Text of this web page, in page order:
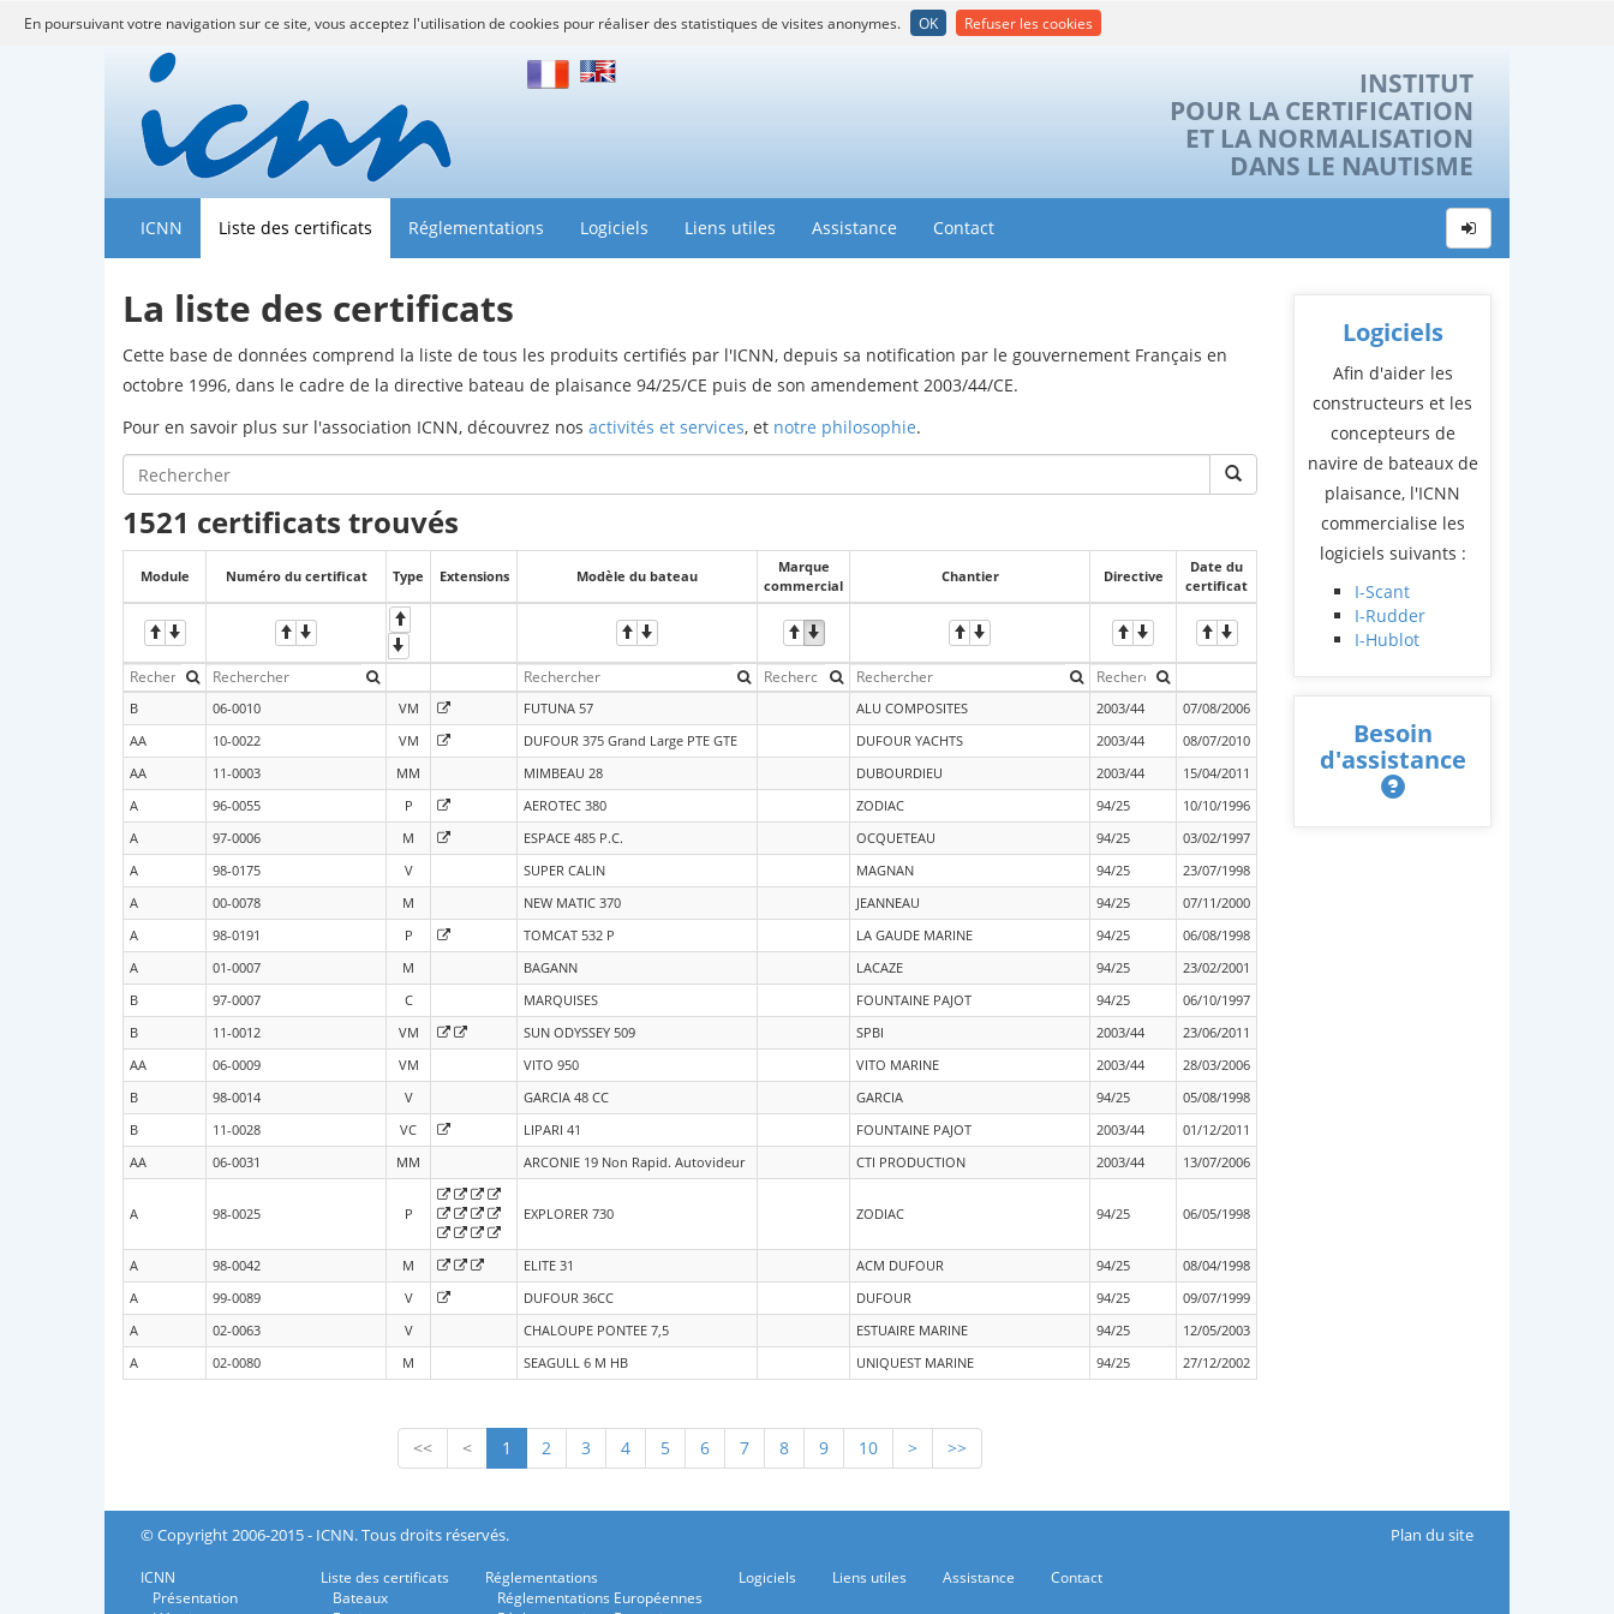
En poursuivant votre navigation sur ce site, vous acceptez l'utilisation de cookies pour réaliser des statistiques de visites anonymes. OK Refuser les cookies
INSTITUT
POUR LA CERTIFICATION
ET LA NORMALISATION
DANS LE NAUTISME
FrançaisEnglish
ICNN Liste des certificats Réglementations Logiciels Liens utiles Assistance Contact
La liste des certificats
Cette base de données comprend la liste de tous les produits certifiés par l'ICNN, depuis sa notification par le gouvernement Français en
octobre 1996, dans le cadre de la directive bateau de plaisance 94/25/CE puis de son amendement 2003/44/CE.
Pour en savoir plus sur l'association ICNN, découvrez nos activités et services, et notre philosophie.
1521 certificats trouvés
Module Numéro du certificat Type Extensions Modèle du bateau
Marque
commercial
Chantier Directive
Date du
certificat
B 06-0010 VM FUTUNA 57 ALU COMPOSITES 2003/44
07/08/2006
AA
10-0022 VM DUFOUR 375 Grand Large PTE GTE DUFOUR YACHTS 2003/44
08/07/2010
AA
11-0003 MM MIMBEAU 28 DUBOURDIEU 2003/44
15/04/2011
A
96-0055 P AEROTEC 380 ZODIAC 94/25
10/10/1996
A
97-0006 M ESPACE 485 P.C. OCQUETEAU 94/25
03/02/1997
A
98-0175 V SUPER CALIN MAGNAN 94/25
23/07/1998
A
00-0078 M NEW MATIC 370 JEANNEAU 94/25
07/11/2000
A
98-0191 P TOMCAT 532 P LA GAUDE MARINE 94/25
06/08/1998
A
01-0007 M BAGANN LACAZE 94/25
23/02/2001
B
97-0007 C MARQUISES FOUNTAINE PAJOT 94/25
06/10/1997
B
11-0012 VM SUN ODYSSEY 509 SPBI 2003/44
23/06/2011
AA
06-0009 VM VITO 950 VITO MARINE 2003/44
28/03/2006
B
98-0014 V GARCIA 48 CC GARCIA 94/25
05/08/1998
B
11-0028 VC LIPARI 41 FOUNTAINE PAJOT 2003/44
01/12/2011
AA
06-0031 MM ARCONIE 19 Non Rapid. Autovideur CTI PRODUCTION 2003/44 13/07/2006
A 98-0025 P EXPLORER 730 ZODIAC 94/25 06/05/1998
A 98-0042 M ELITE 31 ACM DUFOUR 94/25
08/04/1998
A
99-0089 V DUFOUR 36CC DUFOUR 94/25
09/07/1999
A
02-0063 V CHALOUPE PONTEE 7,5 ESTUAIRE MARINE 94/25
12/05/2003
A
02-0080 M SEAGULL 6 M HB UNIQUEST MARINE 94/25 27/12/2002
<< < 1 2 3 4 5 6 7 8 9 10 > >>
Logiciels
Afin d'aider les
constructeurs et les
concepteurs de
navire de bateaux de
plaisance, l'ICNN
commercialise les
logiciels suivants :
I-Scant
I-Rudder
I-Hublot
Besoin
d'assistance
© Copyright 2006-2015 - ICNN. Tous droits réservés. Plan du site
ICNN
Présentation
Liste des certificats
Bateaux
Réglementations
Réglementations Européennes
Logiciels Liens utiles Assistance Contact